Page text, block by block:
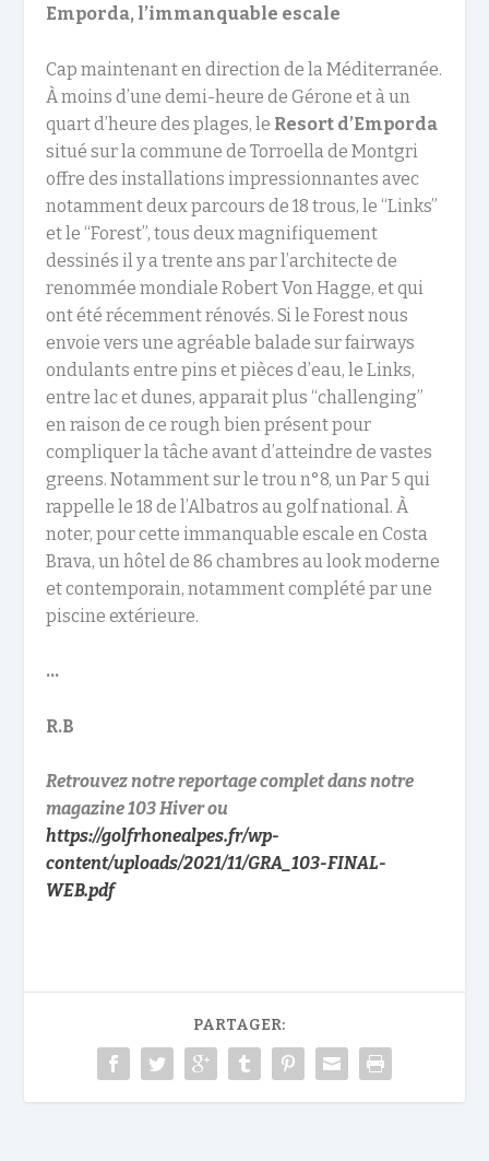
Emporda, l’immanquable escale
Cap maintenant en direction de la Méditerranée.
À moins d’une demi-heure de Gérone et à un
quart d’heure des plages, le Resort d’Emporda
situé sur la commune de Torroella de Montgri
offre des installations impressionnantes avec
notamment deux parcours de 18 trous, le “Links”
et le “Forest”, tous deux magnifiquement
dessinés il y a trente ans par l’architecte de
renommée mondiale Robert Von Hagge, et qui
ont été récemment rénovés. Si le Forest nous
envoie vers une agréable balade sur fairways
ondulants entre pins et pièces d’eau, le Links,
entre lac et dunes, apparait plus “challenging”
en raison de ce rough bien présent pour
compliquer la tâche avant d’atteindre de vastes
greens. Notamment sur le trou n°8, un Par 5 qui
rappelle le 18 de l’Albatros au golf national. À
noter, pour cette immanquable escale en Costa
Brava, un hôtel de 86 chambres au look moderne
et contemporain, notamment complété par une
piscine extérieure.
…
R.B
Retrouvez notre reportage complet dans notre
magazine 103 Hiver ou
https://golfrhonealpes.fr/wp-
content/uploads/2021/11/GRA_103-FINAL-
WEB.pdf
PARTAGER: